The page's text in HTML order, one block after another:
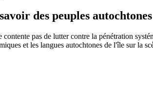
des peuples autochtones
pas de lutter contre la pénétration
et les langues autochtones de l'île sur la